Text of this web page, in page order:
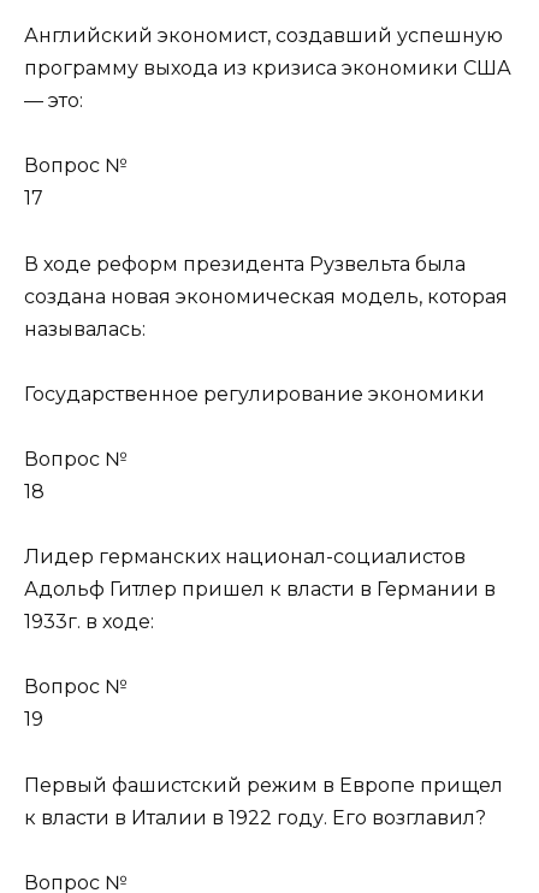
Английский экономист, создавший успешную
программу выхода из кризиса экономики США
— это:
Вопрос №
17
В ходе реформ президента Рузвельта была
создана новая экономическая модель, которая
называлась:
Государственное регулирование экономики
Вопрос №
18
Лидер германских национал-социалистов
Адольф Гитлер пришел к власти в Германии в
1933г. в ходе:
Вопрос №
19
Первый фашистский режим в Европе прищел
к власти в Италии в 1922 году. Его возглавил?
Вопрос №